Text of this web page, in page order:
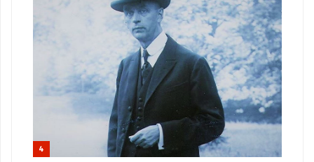
4